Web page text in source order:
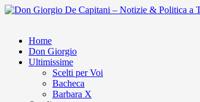
Home
Don Giorgio
Ultimissime
Scelti per Voi
Bacheca
Barbara X